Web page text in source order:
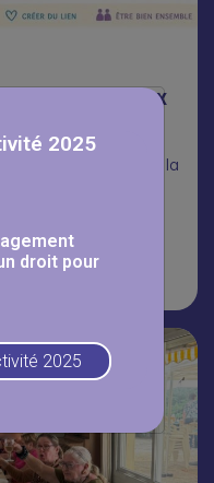
réussie aux
présents pour la
dans le cadre
2025
droit pour
2025